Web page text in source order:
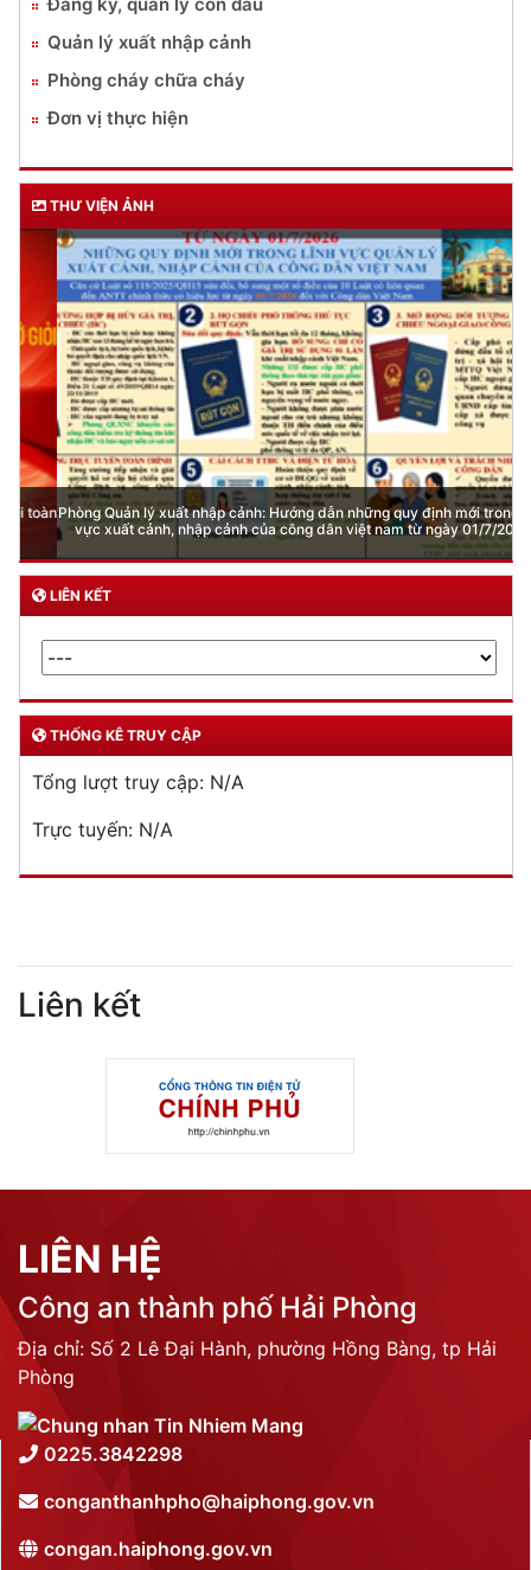
Quản lý xuất nhập cảnh
Phòng cháy chữa cháy
Đơn vị thực hiện
THƯ VIỆN ẢNH
Phòng Quản lý xuất nhập cảnh: Hướng dẫn những quy định mới trong lĩnh
vực xuất cảnh, nhập cảnh của công dân việt nam từ ngày 01/7/2026
LIÊN KẾT
THỐNG KÊ TRUY CẬP
Tổng lượt truy cập: N/A
Trực tuyến: N/A
Liên kết
LIÊN HỆ
Công an thành phố Hải Phòng
Địa chỉ: Số 2 Lê Đại Hành, phường Hồng Bàng, tp Hải
Phòng
0225.3842298
conganthanhpho@haiphong.gov.vn
congan.haiphong.gov.vn